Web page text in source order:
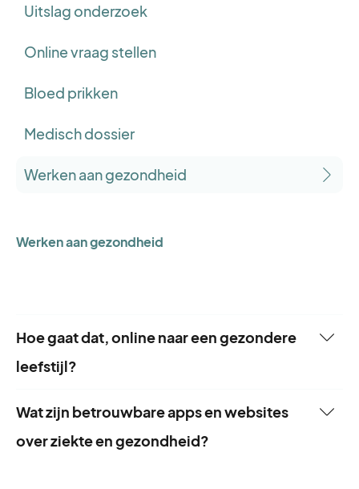
Uitslag onderzoek
Online vraag stellen
Bloed prikken
Medisch dossier
Werken aan gezondheid
Werken aan gezondheid
Hoe gaat dat, online naar een gezondere
leefstijl?
Professionele (online) begeleiding kan je helpen
op weg naar een gezonde leefstijl. Door een
Wat zijn betrouwbare apps en websites
over ziekte en gezondheid?